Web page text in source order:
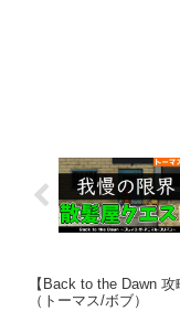
【Back to the Dawn
（トーマス/ボブ）